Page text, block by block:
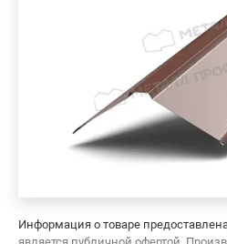
Информация о товаре